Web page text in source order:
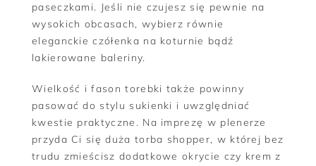
paseczkami. Jeśli nie czujesz się pewnie na
wysokich obcasach, wybierz równie
eleganckie czółenka na koturnie bądź
lakierowane baleriny.
Wielkość i fason torebki także powinny
pasować do stylu sukienki i uwzględniać
kwestie praktyczne. Na imprezę w plenerze
przyda Ci się duża torba shopper, w której bez
trudu zmieścisz dodatkowe okrycie czy krem z